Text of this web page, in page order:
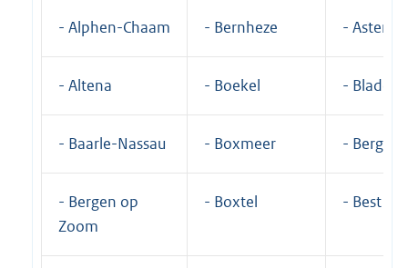
- Alphen-Chaam - Bernheze - Asten
- Altena - Boekel - Bladel
- Baarle-Nassau - Boxmeer - Bergeijk
- Bergen op
Zoom
- Boxtel - Best